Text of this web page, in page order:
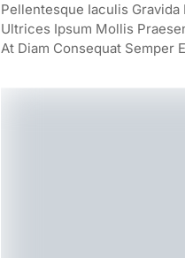
Pellentesque Iaculis
Ultrices Ipsum Mollis
At Diam Consequat Semper